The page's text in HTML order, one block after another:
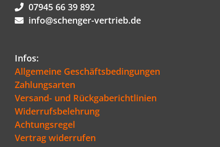
07945 66 39 892
info@schenger-vertrieb.de
Infos:
Allgemeine Geschäftsbedingungen
Zahlungsarten
Versand- und Rückgaberichtlinien
Widerrufsbelehrung
Achtungsregel
Vertrag widerrufen